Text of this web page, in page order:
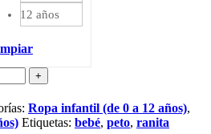
12 años
Ropa infantil (de 0 a 12 años),
Etiquetas: bebé, peto, ranita